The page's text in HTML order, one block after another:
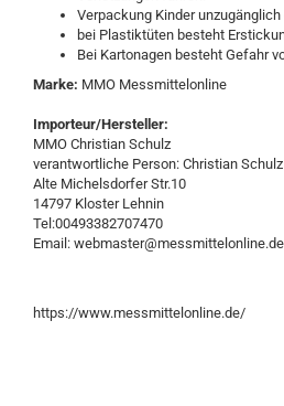
Verpackung Kinder
bei Plastiktüten besteht
Bei Kartonagen besteht Gefahr
Marke: MMO Messmittelonline
Importeur/Hersteller:
MMO Christian Schulz
verantwortliche Person: Christian Schulz
Alte Michelsdorfer Str.10
14797 Kloster Lehnin
Tel:00493382707470
Email: webmaster@messmittelonline.de
https://www.messmittelonline.de/